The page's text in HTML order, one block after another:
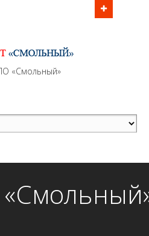
с 9:00 до 21:00 МСК
190-30-30
«Смольный»